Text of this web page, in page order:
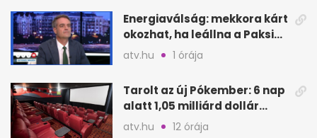
Energiaválság: mekkora kárt
okozhat, ha leállna a Paksi
Atomerőmű?
atv.hu 1 órája
Tarolt az új Pókember: 6 nap
alatt 1,05 milliárd dollár
bevétel
atv.hu 12 órája